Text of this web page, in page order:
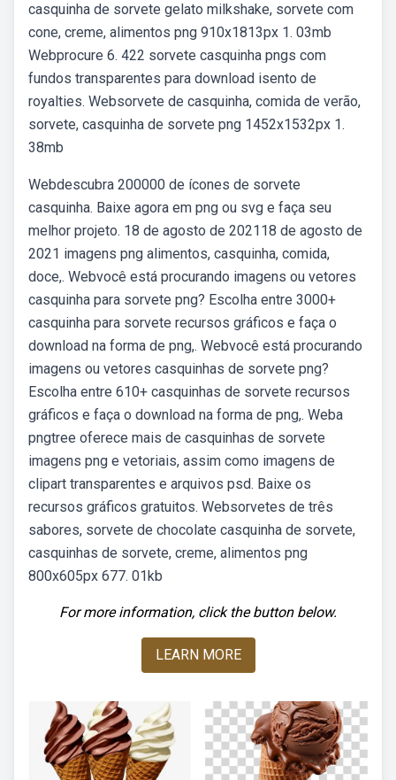
casquinha de sorvete gelato milkshake, sorvete com
cone, creme, alimentos png 910x1813px 1. 03mb
Webprocure 6. 422 sorvete casquinha pngs com
fundos transparentes para download isento de
royalties. Websorvete de casquinha, comida de verão,
sorvete, casquinha de sorvete png 1452x1532px 1.
38mb
Webdescubra 200000 de ícones de sorvete
casquinha. Baixe agora em png ou svg e faça seu
melhor projeto. 18 de agosto de 202118 de agosto de
2021 imagens png alimentos, casquinha, comida,
doce,. Webvocê está procurando imagens ou vetores
casquinha para sorvete png? Escolha entre 3000+
casquinha para sorvete recursos gráficos e faça o
download na forma de png,. Webvocê está procurando
imagens ou vetores casquinhas de sorvete png?
Escolha entre 610+ casquinhas de sorvete recursos
gráficos e faça o download na forma de png,. Weba
pngtree oferece mais de casquinhas de sorvete
imagens png e vetoriais, assim como imagens de
clipart transparentes e arquivos psd. Baixe os
recursos gráficos gratuitos. Websorvetes de três
sabores, sorvete de chocolate casquinha de sorvete,
casquinhas de sorvete, creme, alimentos png
800x605px 677. 01kb
For more information, click the button below.
LEARN MORE